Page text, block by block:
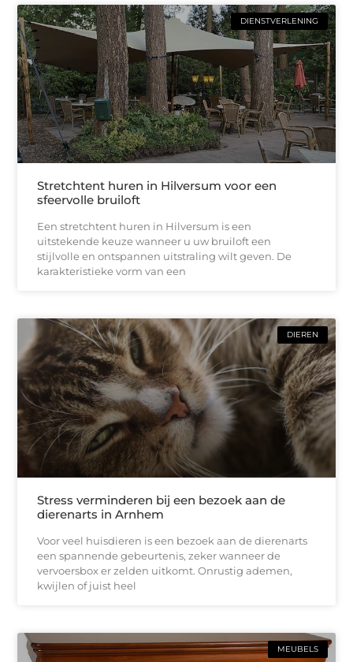
DIENSTVERLENING
Stretchtent huren in Hilversum voor een
sfeervolle bruiloft
Een stretchtent huren in Hilversum is een
uitstekende keuze wanneer u uw bruiloft een
stijlvolle en ontspannen uitstraling wilt geven. De
karakteristieke vorm van een
DIEREN
Stress verminderen bij een bezoek aan de
dierenarts in Arnhem
Voor veel huisdieren is een bezoek aan de dierenarts
een spannende gebeurtenis, zeker wanneer de
vervoersbox er zelden uitkomt. Onrustig ademen,
kwijlen of juist heel
MEUBELS